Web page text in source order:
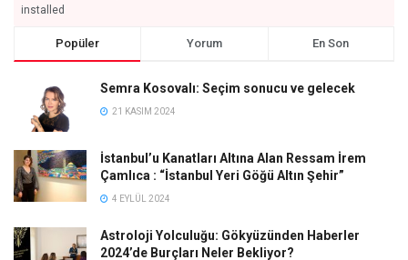
installed
Popüler Yorum En Son
Semra Kosovalı: Seçim sonucu ve gelecek
21 KASIM 2024
İstanbul’u Kanatları Altına Alan Ressam İrem
Çamlıca : “İstanbul Yeri Göğü Altın Şehir”
4 EYLÜL 2024
Astroloji Yolculuğu: Gökyüzünden Haberler
2024’de Burçları Neler Bekliyor?